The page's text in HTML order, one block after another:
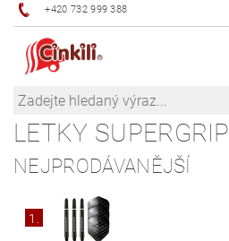
+420 732 999 388
LETKY SUPERGRIP
NEJPRODÁVANĚJŠÍ
1.